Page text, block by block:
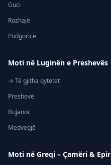
Guci
Rozhajë
Podgoricë
Moti në Luginën e Preshevës
→ Të gjitha qytetet
Preshevë
Bujanoc
Medvegjë
Moti në Greqi – Çamëri & Epir